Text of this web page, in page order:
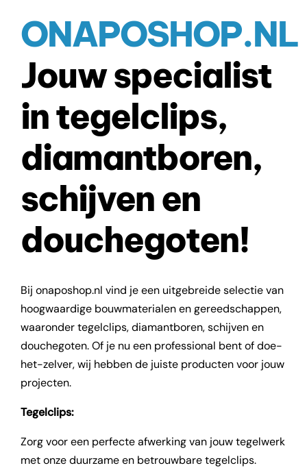
ONAPOSHOP.NL
Jouw specialist
in tegelclips,
diamantboren,
schijven en
douchegoten!
Bij onaposhop.nl vind je een uitgebreide selectie van
hoogwaardige bouwmaterialen en gereedschappen,
waaronder tegelclips, diamantboren, schijven en
douchegoten. Of je nu een professional bent of doe-
het-zelver, wij hebben de juiste producten voor jouw
projecten.
Tegelclips:
Zorg voor een perfecte afwerking van jouw tegelwerk
met onze duurzame en betrouwbare tegelclips.